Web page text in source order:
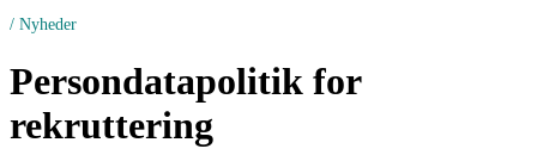
/ Nyheder
Persondatapolitik for
rekruttering